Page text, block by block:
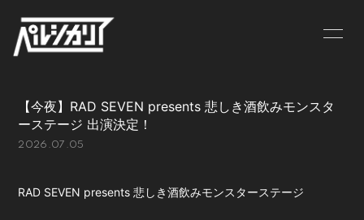
BIOGRAPHY MV
CONTACT
【今夜】RAD SEVEN presents 悲しき酒飲みモンスタ
ーステージ 出演決定！
2026.07.05
RAD SEVEN presents 悲しき酒飲みモンスターステージ